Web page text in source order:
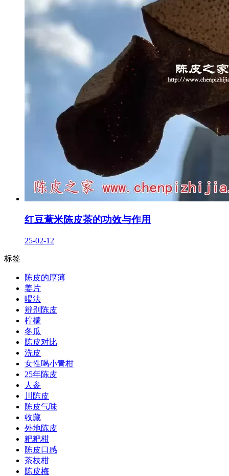
红豆薏米陈皮茶的功效与作用
25-02-12
标签
陈皮的厚薄
姜片
喝法
辨别陈皮
柠檬
冬瓜
陈皮对比
洗皮
女性喝小青柑
25年陈皮
人参
川陈皮
陈皮气味
收藏
外地陈皮
粑粑柑
陈皮口感
茶枝柑
陈皮梅